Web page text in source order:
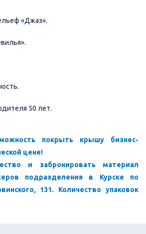
«Джаз».
50 лет.
покрыть крышу бизнес-
цене!
и забронировать материал
подразделения в Курске по
131. Количество упаковок